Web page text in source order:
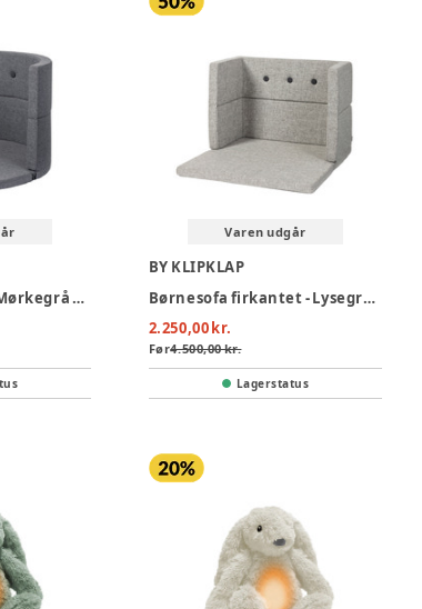
Børnesofa cirkel - Mørkegrå m. sortgrå knap
Varen udgår
BY KLIPKLAP
Børnesofa firkantet - Lysegrå m. mørkegrå knap
2.250,00 kr.
Før4.500,00 kr.
Lagerstatus